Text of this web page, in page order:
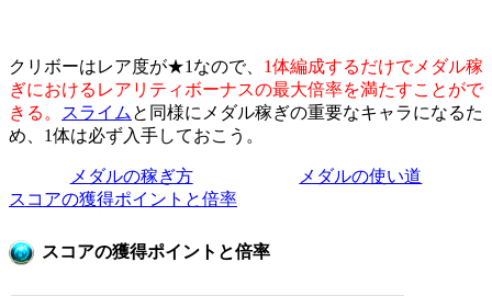
クリボーはレア度が★1なので、 1体編成するだけでメダル稼
ぎにおけるレアリティボーナスの最大倍率を満たすことがで
きる。 スライムと同様にメダル稼ぎの重要なキャラになるた
め、1体は必ず入手しておこう。
メダルの稼ぎ方
メダルの使い道
スコアの獲得ポイントと倍率
スコアの獲得ポイントと倍率